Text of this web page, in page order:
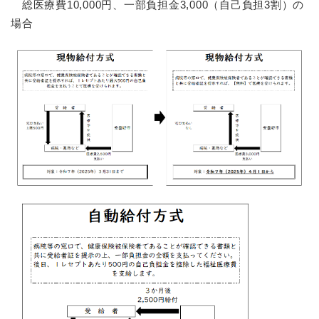
総医療費10,000円、一部負担金3,000（自己負担3割）の
場合